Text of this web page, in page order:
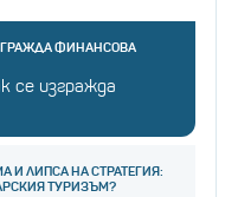
ФИНАНСОВА
се изгражда
И ЛИПСА НА СТРАТЕГИЯ:
ТУРИЗЪМ?